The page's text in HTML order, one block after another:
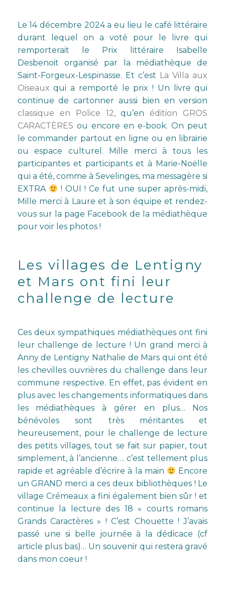
Le 14 décembre 2024 a eu lieu le café littéraire
durant lequel on a voté pour le livre qui
remporterait le Prix littéraire Isabelle
Desbenoit organisé par la médiathèque de
Saint-Forgeux-Lespinasse. Et c’est La Villa aux
Oiseaux qui a remporté le prix ! Un livre qui
continue de cartonner aussi bien en version
classique en Police 12,qu’en édition GROS
CARACTÈRES ou encore en e-book. On peut
le commander partout en ligne ou en librairie
ou espace culturel. Mille merci à tous les
participantes et participants et à Marie-Noëlle
qui a été, comme à Sevelinges, ma messagère si
EXTRA
! OUI ! Ce fut une super après-midi,
Mille merci à Laure et à son équipe et rendez-
vous sur la page Facebook de la médiathèque
pour voir les photos !
Les villages de Lentigny
et Mars ont fini leur
challenge de lecture
Ces deux sympathiques médiathèques ont fini
leur challenge de lecture ! Un grand merci à
Anny de Lentigny Nathalie de Mars qui ont été
les chevilles ouvrières du challenge dans leur
commune respective. En effet, pas évident en
plus avec les changements informatiques dans
les médiathèques à gérer en plus… Nos
bénévoles sont très méritantes et
heureusement, pour le challenge de lecture
des petits villages, tout se fait sur papier, tout
simplement, à l’ancienne…. c’est tellement plus
rapide et agréable d’écrire à la main
Encore
un GRAND merci a ces deux bibliothèques ! Le
village Crémeaux a fini également bien sûr ! et
continue la lecture des 18 « courts romans
Grands Caractères » ! C’est Chouette ! J’avais
passé une si belle journée à la dédicace (cf
article plus bas)… Un souvenir qui restera gravé
dans mon coeur !